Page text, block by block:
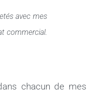
avec mes
commercial.
chacun de mes